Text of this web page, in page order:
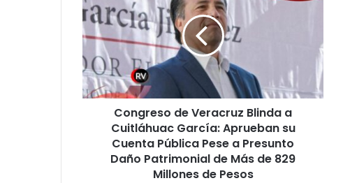
Veracruz
Blinda
a
Cuitláhuac
García:
Aprueban
su
Pública
Congreso de Veracruz Blinda a
Cuitláhuac García: Aprueban su
Cuenta Pública Pese a Presunto
Daño Patrimonial de Más de 829
Millones de Pesos